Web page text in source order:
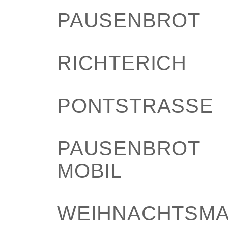
PAUSENBROT
RICHTERICH
PONTSTRASSE
PAUSENBROT
MOBIL